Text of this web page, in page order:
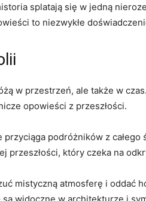
splatają się ‌w jedną
to ​niezwykłe
‌w przestrzeń, ale także ‌w
opowieści z przeszłości.
podróżników​ z
przeszłości, który czeka na
mistyczną atmosferę i⁢ oddać